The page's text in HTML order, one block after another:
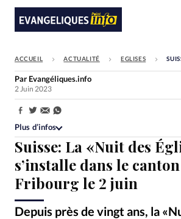
FAIRE UN DON
Faire un don
Eglises
Société
Monde
Bible
Toute l'actualité
ACCUEIL ACTUALITÉ EGLISES SUISSE: LA
Suisse: La «Nuit des
s’installe dans le
Fribourg le 2 juin
Depuis près de vingt ans, la
Par Evangéliques.info
2 Juin 2023
Partager:
Plus d’infos